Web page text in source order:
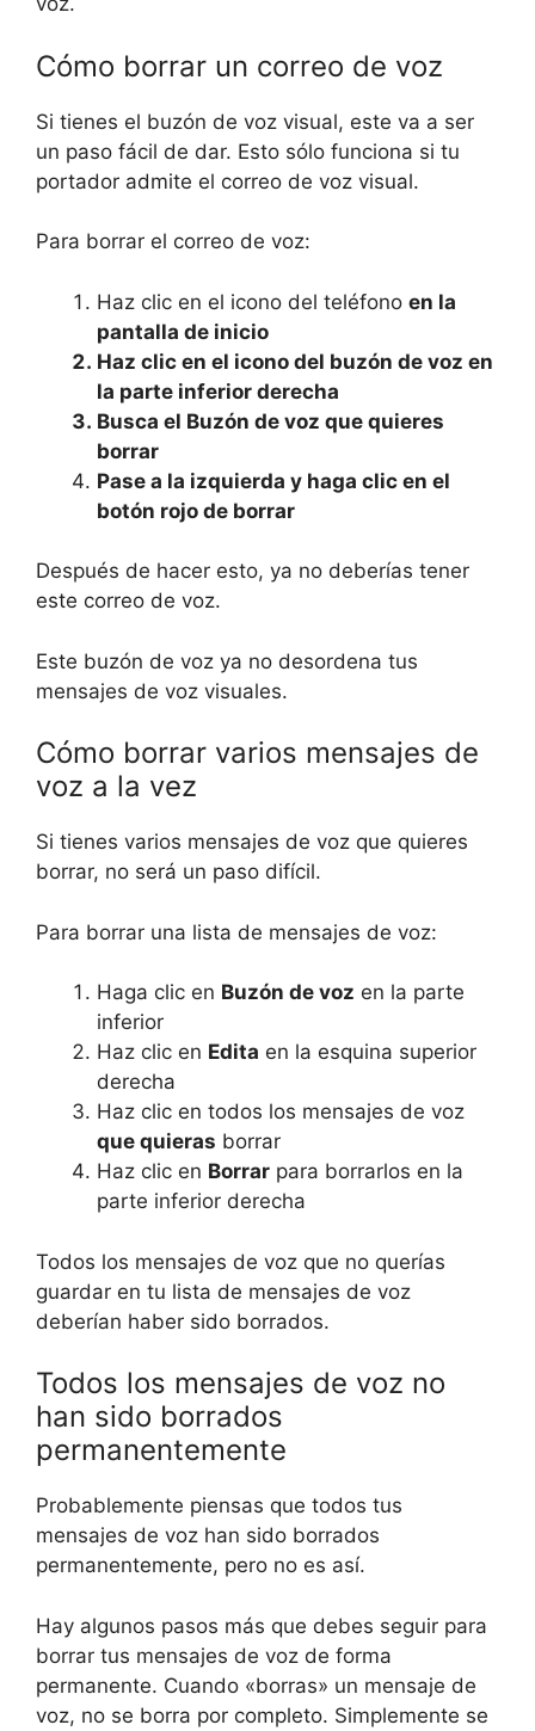
Cómo borrar un correo de voz
Si tienes el buzón de voz visual, este va a ser
un paso fácil de dar. Esto sólo funciona si tu
portador admite el correo de voz visual.
Para borrar el correo de voz:
Haz clic en el icono del teléfono en la
pantalla de inicio
Haz clic en el icono del buzón de voz en
la parte inferior derecha
Busca el Buzón de voz que quieres
borrar
Pase a la izquierda y haga clic en el
botón rojo de borrar
Después de hacer esto, ya no deberías tener
este correo de voz.
Este buzón de voz ya no desordena tus
mensajes de voz visuales.
Cómo borrar varios mensajes de
voz a la vez
Si tienes varios mensajes de voz que quieres
borrar, no será un paso difícil.
Para borrar una lista de mensajes de voz:
Haga clic en Buzón de voz en la parte
inferior
Haz clic en Edita en la esquina superior
derecha
Haz clic en todos los mensajes de voz
que quieras borrar
Haz clic en Borrar para borrarlos en la
parte inferior derecha
Todos los mensajes de voz que no querías
guardar en tu lista de mensajes de voz
deberían haber sido borrados.
Todos los mensajes de voz no
han sido borrados
permanentemente
Probablemente piensas que todos tus
mensajes de voz han sido borrados
permanentemente, pero no es así.
Hay algunos pasos más que debes seguir para
borrar tus mensajes de voz de forma
permanente. Cuando «borras» un mensaje de
voz, no se borra por completo. Simplemente se